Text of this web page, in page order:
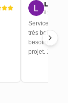
Lucile
il y a 2
Service
très bon
besoins,
projet. Je